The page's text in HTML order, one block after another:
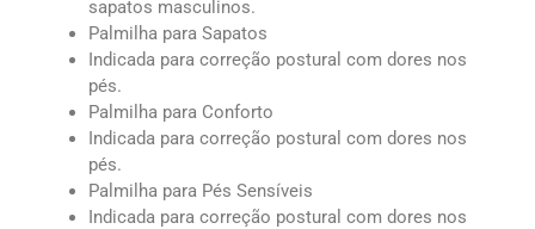
sapatos masculinos.
Palmilha para Sapatos
Indicada para correção postural com dores nos
pés.
Palmilha para Conforto
Indicada para correção postural com dores nos
pés.
Palmilha para Pés Sensíveis
Indicada para correção postural com dores nos